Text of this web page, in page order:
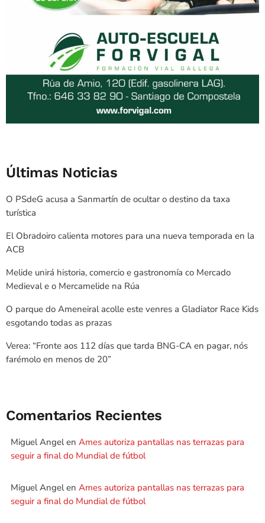
Últimas Noticias
O PSdeG acusa a Sanmartín de ocultar o destino da taxa
turística
El Obradoiro calienta motores para una nueva temporada en la
ACB
Melide unirá historia, comercio e gastronomía co Mercado
Medieval e o Mercamelide na Rúa
O parque do Ameneiral acolle este venres a Gladiator Race Kids
esgotando todas as prazas
Verea: “Fronte aos 112 días que tarda BNG-CA en pagar, nós
farémolo en menos de 20”
Comentarios Recientes
Miguel Angelen Ames autoriza pantallas nas terrazas para
seguir a final do Mundial de fútbol
Miguel Angelen Ames autoriza pantallas nas terrazas para
seguir a final do Mundial de fútbol